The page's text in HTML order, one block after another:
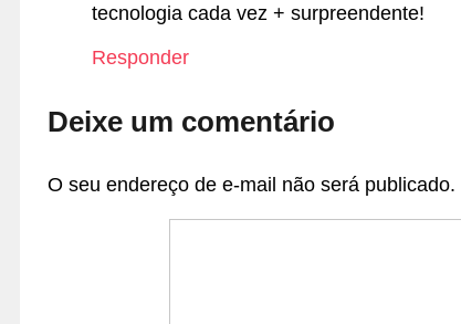
tecnologia cada vez + surpreendente!
Responder
Deixe um comentário
O seu endereço de e-mail não será publicado.